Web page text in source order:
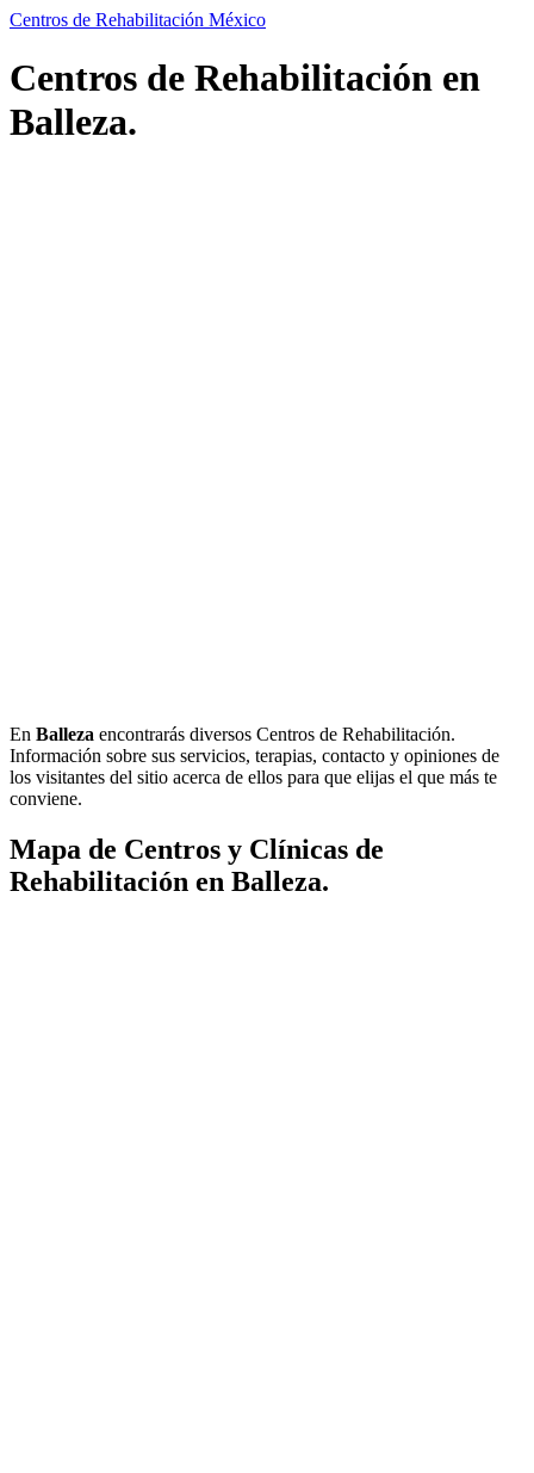
Centros de Rehabilitación México
Centros de Rehabilitación en
Balleza.
En Balleza encontrarás diversos Centros de Rehabilitación.
Información sobre sus servicios, terapias, contacto y opiniones de
los visitantes del sitio acerca de ellos para que elijas el que más te
conviene.
Mapa de Centros y Clínicas de
Rehabilitación en Balleza.